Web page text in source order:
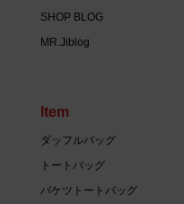
SHOP BLOG
MR.Jiblog
Item
ダッフルバッグ
トートバッグ
バケツトートバッグ